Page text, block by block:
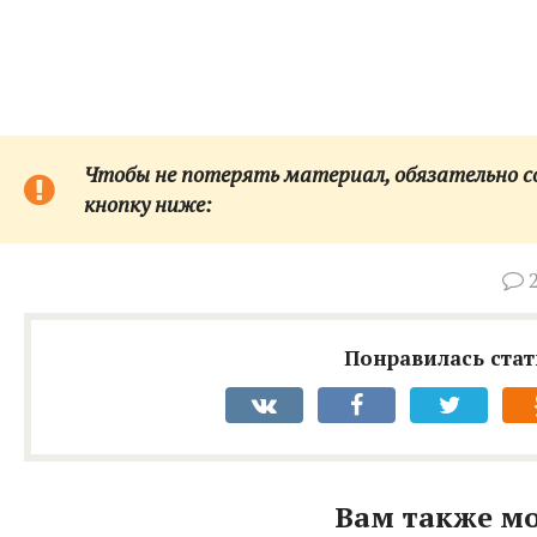
Чтобы не потерять материал, обязательно
кнопку ниже:
Понравилась
Вам также